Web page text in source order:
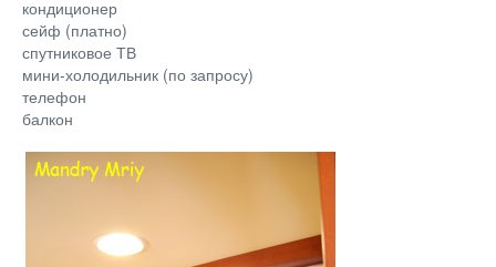
кондиционер
сейф (платно)
спутниковое ТВ
мини-холодильник (по запросу)
телефон
балкон